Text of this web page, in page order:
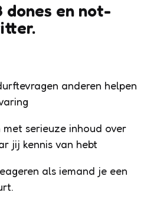
dones en not-
anderen helpen
serieuze inhoud over
jij kennis van hebt
als iemand je een